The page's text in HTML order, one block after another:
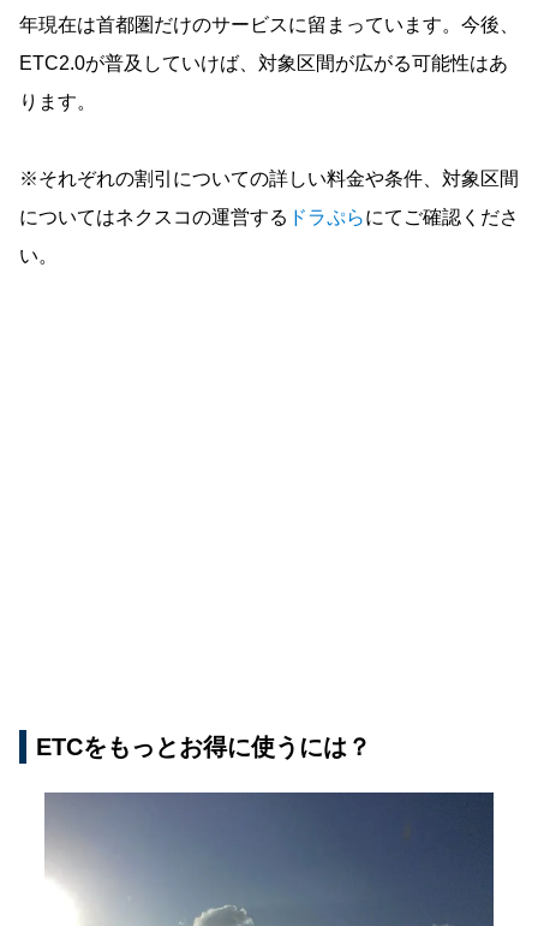
年現在は首都圏だけのサービスに留まっています。今後、
ETC2.0が普及していけば、対象区間が広がる可能性はあ
ります。
※それぞれの割引についての詳しい料金や条件、対象区間
についてはネクスコの運営する ドラぷらにてご確認くださ
い。
ETCをもっとお得に使うには？